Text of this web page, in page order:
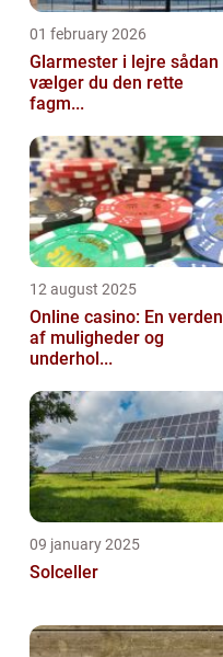
01 february 2026
Glarmester i lejre sådan
vælger du den rette
fagm...
12 august 2025
Online casino: En verden
af muligheder og
underhol...
09 january 2025
Solceller